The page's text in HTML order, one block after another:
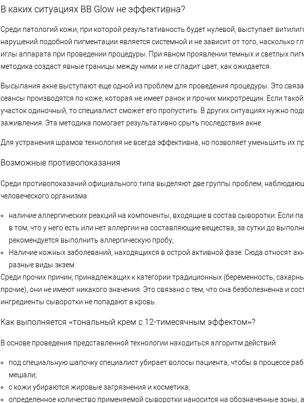
В каких ситуациях BB Glow не эффективна?
Среди патологий кожи, при которой результативность будет нулевой, выступает
нарушений подобной пигментации является системной и не зависит от того, насколько
иглы аппарата при проведении процедуры. При явном проявлении темных и светлых
методика создаст явные границы между ними и не сгладит цвет, как ожидается.
Высыпания акне выступают еще одной из проблем для проведения процедуры. Это
сеансы производятся по коже, которая не имеет ранок и прочих микротрещин. Если
участок одиночный, то специалист сможет его пропустить. В других ситуациях нужно
заживления. Эта методика помогает результативно срыть последствия акне.
Для устранения шрамов технология не всегда эффективна, но позволяет уменьшить их
Возможные противопоказания
Среди противопоказаний официального типа выделяют две группы проблем,
человеческого организма:
наличие аллергических реакций на компоненты, входящие в состав сыворотки. Если
в том, что у него есть или нет аллергии на составляющие вещества, за сутки до
рекомендуется выполнить аллергическую пробу;
Наличие кожных заболеваний, находящихся в острой активной фазе. Сюда относят
разные виды экзем.
Среди прочих причин, принадлежащих к категории традиционных (беременность,
прочие), они не имеют никакого значения. Это связано с тем, что она безболезненна и
ингредиенты сыворотки не попадают в кровь.
Как выполняется «тональный крем с 12-тимесячным эффектом»?
В основе проведения представленной технологии находиться алгоритм действий:
под специальную шапочку специалист убирает волосы пациента, чтобы в процессе
мешали;
с кожи убираются жировые загрязнения и косметика;
определенное количество применяемой сыворотки наносится на обозначенные